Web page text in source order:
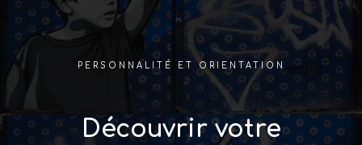
PERSONNALITÉ ET ORIENTATION
Découvrir votre